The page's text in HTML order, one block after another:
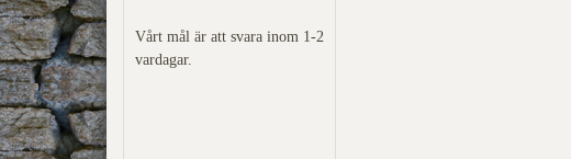
Vårt mål är att svara inom 1-2
vardagar.